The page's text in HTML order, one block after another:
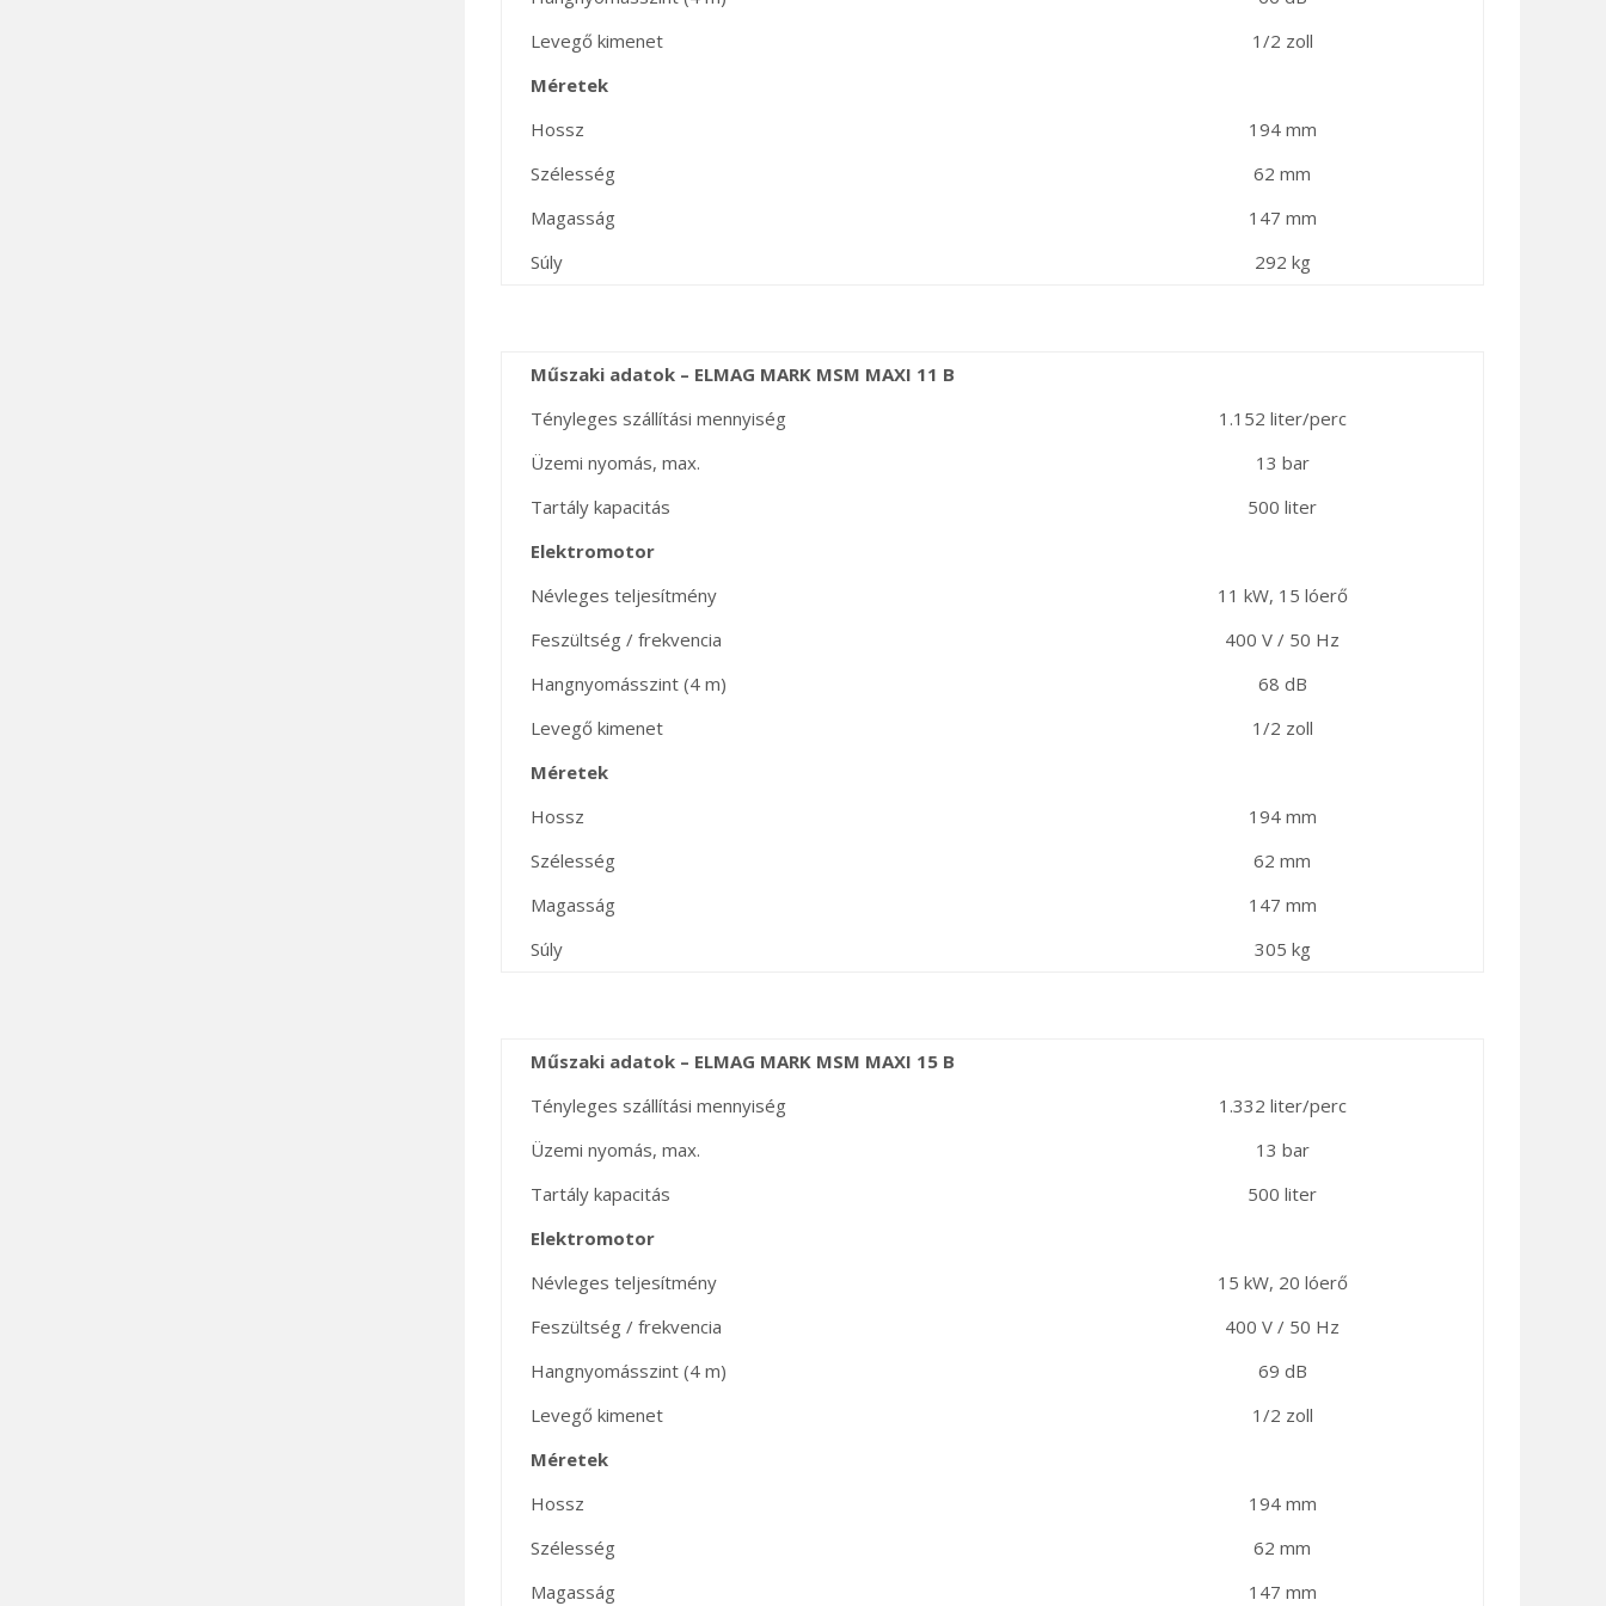
Levegő kimenet
1/2 zoll
Méretek
Hossz
194 mm
Szélesség
62 mm
Magasság
147 mm
Súly
292 kg
Műszaki adatok – ELMAG MARK MSM MAXI 11 B
Tényleges szállítási mennyiség
1.152 liter/perc
Üzemi nyomás, max.
13 bar
Tartály kapacitás
500 liter
Elektromotor
Névleges teljesítmény
11 kW, 15 lóerő
Feszültség / frekvencia
400 V / 50 Hz
Hangnyomásszint (4 m)
68 dB
Levegő kimenet
1/2 zoll
Méretek
Hossz
194 mm
Szélesség
62 mm
Magasság
147 mm
Súly
305 kg
Műszaki adatok – ELMAG MARK MSM MAXI 15 B
Tényleges szállítási mennyiség
1.332 liter/perc
Üzemi nyomás, max.
13 bar
Tartály kapacitás
500 liter
Elektromotor
Névleges teljesítmény
15 kW, 20 lóerő
Feszültség / frekvencia
400 V / 50 Hz
Hangnyomásszint (4 m)
69 dB
Levegő kimenet
1/2 zoll
Méretek
Hossz
194 mm
Szélesség
62 mm
Magasság
147 mm